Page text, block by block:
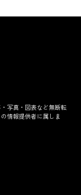
写真・図表など無断転
情報提供者に属しま